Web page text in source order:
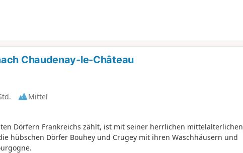
Chaudenay-le-Château
Mittel
Dörfern Frankreichs zählt, ist mit seiner herrlichen mittelalterlichen
hübschen Dörfer Bouhey und Crugey mit ihren Waschhäusern und